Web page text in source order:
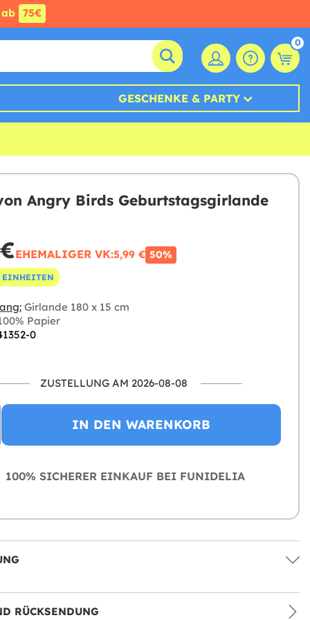
75€
0
GESCHENKE & PARTY
Angry Birds Geburtstagsgirlande
EHEMALIGER VK:5,99 € 50%
EINHEITEN
Girlande 180 x 15 cm
Papier
0
ZUSTELLUNG AM 2026-08-08
IN DEN WARENKORB
100% SICHERER EINKAUF BEI FUNIDELIA
RÜCKSENDUNG